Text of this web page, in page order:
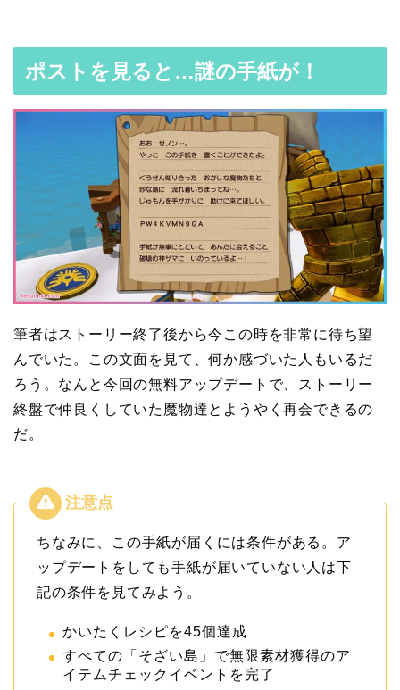
ポストを見ると…謎の手紙が！
筆者はストーリー終了後から今この時を非常に待ち望
んでいた。この文面を見て、何か感づいた人もいるだ
ろう。なんと今回の無料アップデートで、ストーリー
終盤で仲良くしていた魔物達とようやく再会できるの
だ。
ちなみに、この手紙が届くには条件がある。ア
ップデートをしても手紙が届いていない人は下
記の条件を見てみよう。
かいたくレシピを45個達成
すべての「そざい島」で無限素材獲得のア
イテムチェックイベントを完了